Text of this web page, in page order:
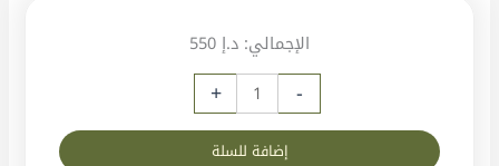
-
+
إضافة للسلة
الإجمالي: د.إ 550